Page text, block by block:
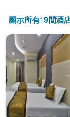
顯示所有19間酒